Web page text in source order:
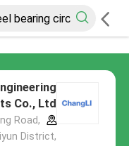
Co., Ltd.
Road,
District,